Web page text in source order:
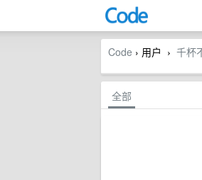
Code › 用户 › 千杯
全部